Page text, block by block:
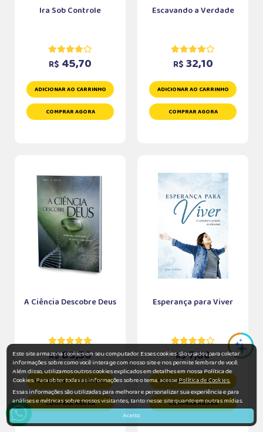
Ira Sob Controle
R$ 45,70
ADICIONAR AO CARRINHO
COMPRAR AGORA
Escavando a Verdade
R$ 32,10
ADICIONAR AO CARRINHO
COMPRAR AGORA
A Ciência Descobre Deus
R$89,50
ADICIONAR AO CARRINHO
COMPRAR AGORA
Esperança para Viver
R$7,60
ADICIONAR AO CARRINHO
COMPRAR AGORA
Este site armazena cookies em seu computador. Esses cookies são usados para coletar
informações sobre como você interage com nosso site e nos permite lembrar de você.
Além disso, utilizamos outros cookies explicados em detalhes em nossa Política de
Cookies. Para obter todas as informações sobre o tema, acessePolítica de Cookies.
Essas informações são utilizadas para melhorar e personalizar sua experiência e para
análises e métricas sobre nossos visitantes, tanto nesse site quanto em outras mídias.
Aceito